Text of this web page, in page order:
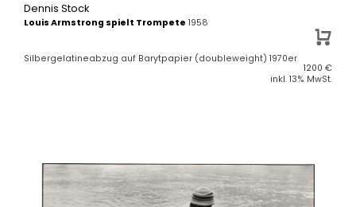
Dennis Stock
Louis Armstrong spielt Trompete 1958
Silbergelatineabzug auf Barytpapier (doubleweight) 1970er
1200 €
inkl. 13% MwSt.